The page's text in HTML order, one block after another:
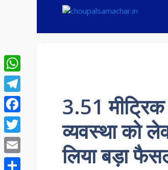
3.51
व्यवस्था को
लिया बड़ा
WhatsApp
Telegram
Facebook
Twitter
Email